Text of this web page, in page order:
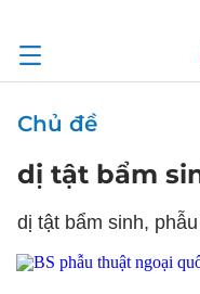
Chủ đề
dị tật bẩm
dị tật bẩm sinh,